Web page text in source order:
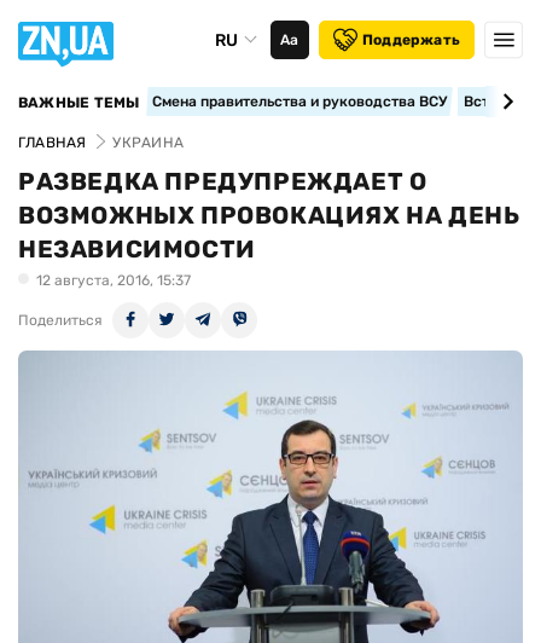
RU Аа Поддержать
ВАЖНЫЕ ТЕМЫ Смена правительства и руководства ВСУ
ГЛАВНАЯ УКРАИНА
РАЗВЕДКА ПРЕДУПРЕЖДАЕТ О
ВОЗМОЖНЫХ ПРОВОКАЦИЯХ НА ДЕНЬ
НЕЗАВИСИМОСТИ
12 августа, 2016, 15:37
Поделиться